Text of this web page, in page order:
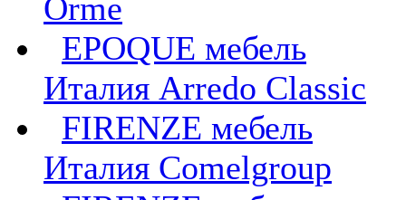
Orme
EPOQUE мебель
Италия Arredo Classic
FIRENZE мебель
Италия Comelgroup